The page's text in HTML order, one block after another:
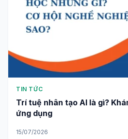
TIN TỨC
Trí tuệ nhân tạo AI là gì?
ứng dụng
15/07/2026